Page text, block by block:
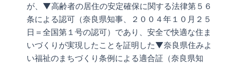
が、▼高齢者の居住の安定確保に関する法律第５６
条による認可（奈良県知事、２００４年１０月２５
日＝全国第１号の認可）であり、安全で快適な住ま
いづくりが実現したことを証明した▼奈良県住みよ
い福祉のまちづくり条例による適合証（奈良県知